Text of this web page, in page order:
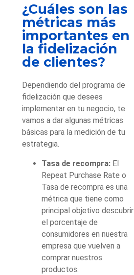
¿Cuáles son las
métricas más
importantes en
la fidelización
de clientes?
Dependiendo del programa de
fidelización que desees
implementar en tu negocio, te
vamos a dar algunas métricas
básicas para la medición de tu
estrategia.
Tasa de recompra: El
Repeat Purchase Rate o
Tasa de recompra es una
métrica que tiene como
principal objetivo descubrir
el porcentaje de
consumidores en nuestra
empresa que vuelven a
comprar nuestros
productos.